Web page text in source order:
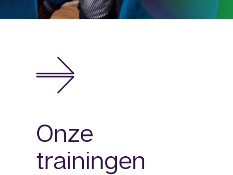
Onze
trainingen